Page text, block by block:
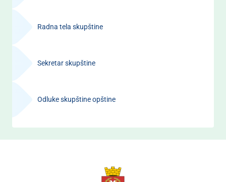
Radna tela skupštine
Sekretar skupštine
Odluke skupštine opštine